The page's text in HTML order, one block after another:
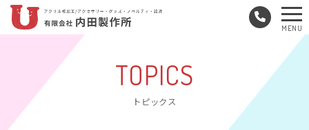
TOPICS
トピックス
メ
ュ
MENU